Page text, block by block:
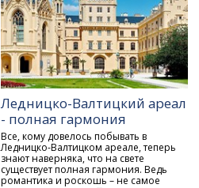
Ледницко-Валтицкий ареал
- полная гармония
Все, кому довелось побывать в
Ледницко-Валтицком ареале, теперь
знают наверняка, что на свете
существует полная гармония. Ведь
романтика и роскошь – не самое